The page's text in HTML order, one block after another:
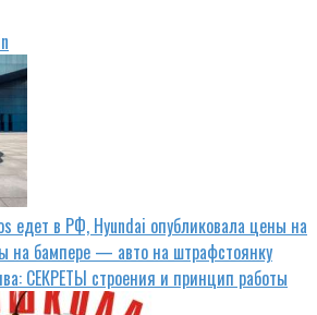
едет в РФ, Hyundai опубликовала цены на
на бампере — авто на штрафстоянку
СЕКРЕТЫ строения и принцип работы